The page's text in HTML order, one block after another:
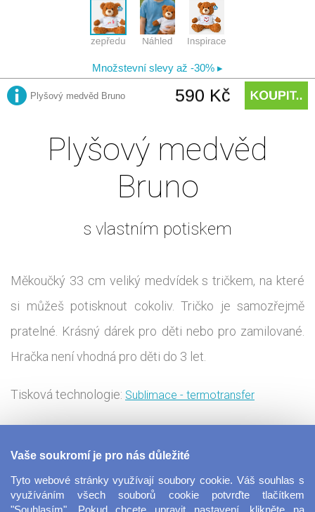
Plyšový medvěd
Bruno
s vlastním potiskem
Měkoučký 33 cm veliký medvídek s tričkem, na které
si můžeš potisknout cokoliv. Tričko je samozřejmě
pratelné. Krásný dárek pro děti nebo pro zamilované.
Hračka není vhodná pro děti do 3 let.
Tisková technologie: Sublimace - termotransfer
vlastním motivem, který můžeš vytvořit v našem
Vaše soukromí je pro nás důležité
Tyto webové stránky využívají soubory cookie. Váš souhlas s
využíváním všech souborů cookie potvrďte tlačítkem
"Souhlasím". Pokud chcete upravit nastavení, klikněte na